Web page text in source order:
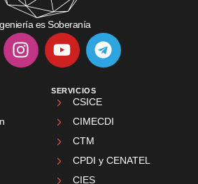
es Soberanía
SERVICIOS
CSICE
CIMECDI
CTM
CPDI y CENATEL
CIES